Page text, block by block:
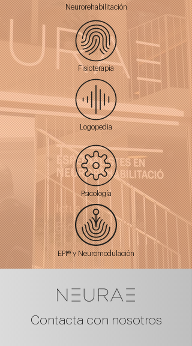
Neurorehabilitación
Fisioterapia
Logopedia
Psicología
EPI® y Neuromodulación
Contacta con nosotros